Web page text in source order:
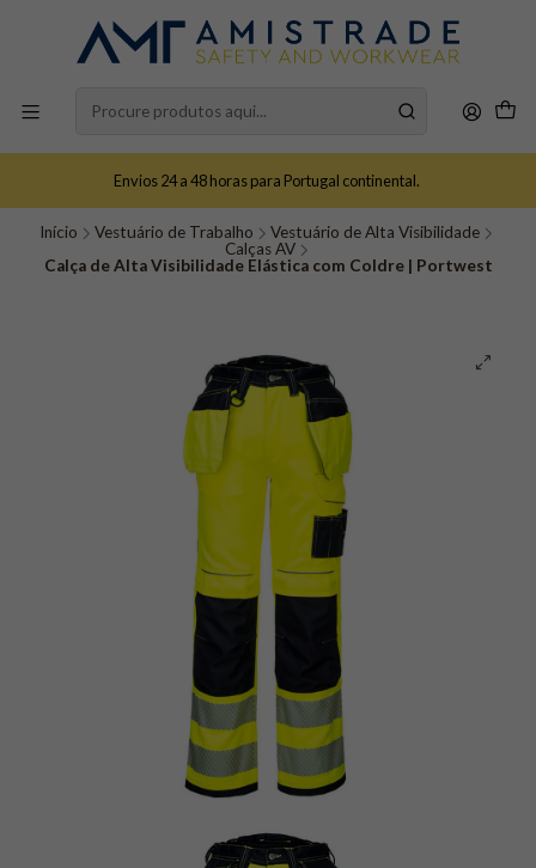
Envios 24 a 48 horas para Portugal continental.
Início Vestuário de Trabalho
Vestuário de Alta Visibilidade
Calças AV
Calça de Alta Visibilidade Elástica com Coldre | Portwest